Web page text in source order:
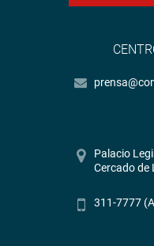
Palacio
Cercado de
311-7777